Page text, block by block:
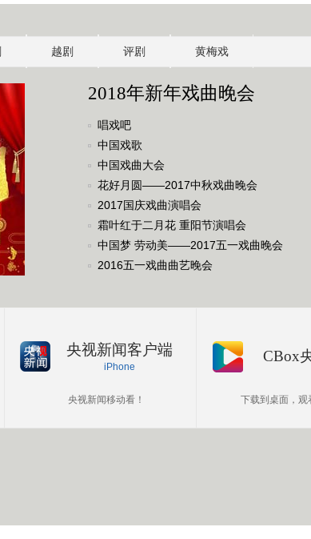
越剧 评剧 黄梅戏
2018年新年戏曲晚会
唱戏吧
中国戏歌
中国戏曲大会
花好月圆——2017中秋戏曲晚会
2017国庆戏曲演唱会
霜叶红于二月花 重阳节演唱会
中国梦 劳动美——2017五一戏曲晚会
2016五一戏曲曲艺晚会
央视新闻客户端
iPhone
央视新闻移动看！
CBox
下载到桌面，观